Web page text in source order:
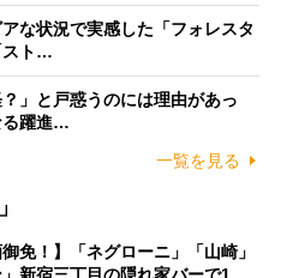
な状況で実感した「フォレスタ
スト…
」と戸惑うのには理由があっ
る躍進…
一覧を見る
御免！】「ネグローニ」「山崎」